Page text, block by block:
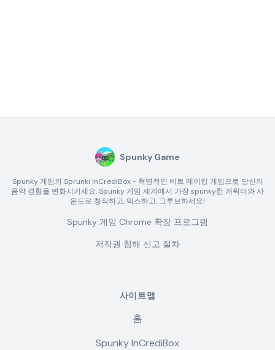
Spunky Game
Spunky 게임의 Sprunki InCrediBox - 혁명적인 비트 메이킹 게임으로 당신의
음악 경험을 변화시키세요. Spunky 게임 세계에서 가장 spunky한 캐릭터와 사
운드로 창작하고, 믹스하고, 그루브하세요!
Spunky 게임 Chrome 확장 프로그램
저작권 침해 신고 절차
사이트맵
홈
Spunky InCrediBox